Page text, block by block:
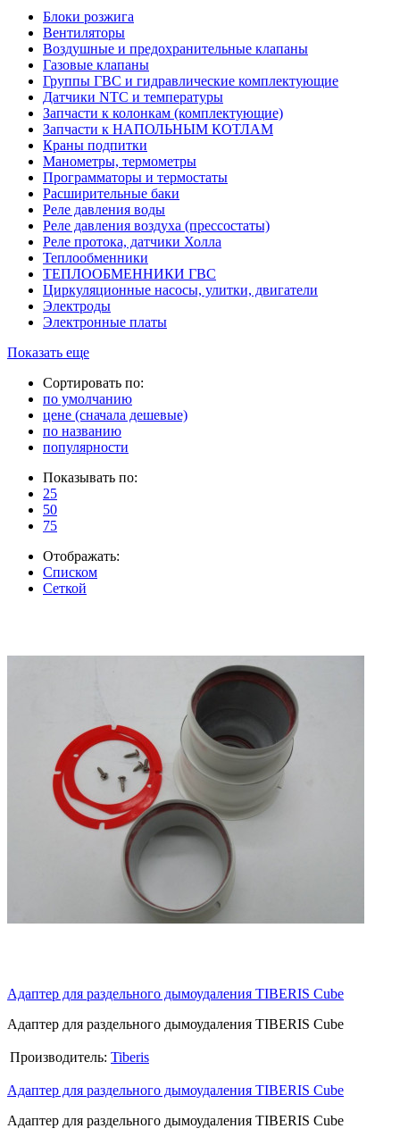
Блоки розжига
Вентиляторы
Воздушные и предохранительные клапаны
Газовые клапаны
Группы ГВС и гидравлические комплектующие
Датчики NTC и температуры
Запчасти к колонкам (комплектующие)
Запчасти к НАПОЛЬНЫМ КОТЛАМ
Краны подпитки
Манометры, термометры
Программаторы и термостаты
Расширительные баки
Реле давления воды
Реле давления воздуха (прессостаты)
Реле протока, датчики Холла
Теплообменники
ТЕПЛООБМЕННИКИ ГВС
Циркуляционные насосы, улитки, двигатели
Электроды
Электронные платы
Показать еще
Сортировать по:
по умолчанию
цене (сначала дешевые)
по названию
популярности
Показывать по:
25
50
75
Отображать:
Списком
Сеткой
Адаптер для раздельного дымоудаления TIBERIS Cube
Адаптер для раздельного дымоудаления TIBERIS Cube
Производитель: Tiberis
Адаптер для раздельного дымоудаления TIBERIS Cube
Адаптер для раздельного дымоудаления TIBERIS Cube